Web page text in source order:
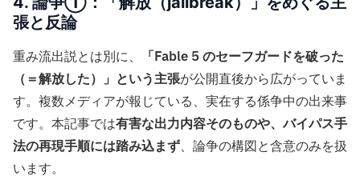
張と反論
重み流出説とは別に、
「Fable 5 のセーフガードを破った
（＝解放した）」という主張が公開直後から広がっていま
す。複数メディアが報じている、実在する係争中の出来事
です。本記事では有害な出力内容そのものや、バイパス手
法の再現手順には踏み込まず、論争の構図と含意のみを扱
います。